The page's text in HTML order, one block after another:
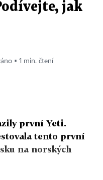
jak
▪ 1 min. čtení
první Yeti.
tento první
na norských